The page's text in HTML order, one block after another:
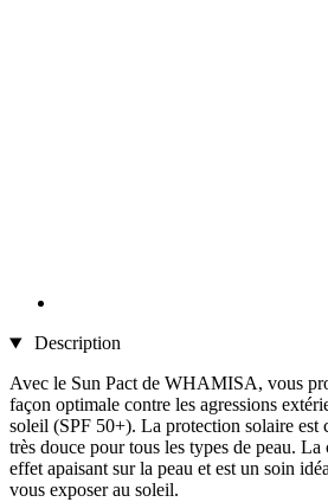
Description
Avec le Sun Pact de WHAMISA, vous
façon optimale contre les agressions
soleil (SPF 50+). La protection solaire est
très douce pour tous les types de peau. La
effet apaisant sur la peau et est un soin
vous exposer au soleil.